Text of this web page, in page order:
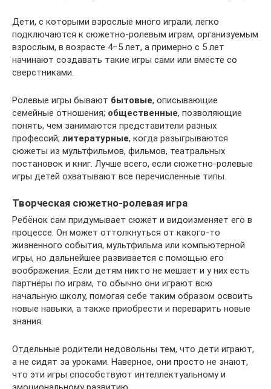
Дети, с которыми взрослые много играли, легко
подключаются к сюжетно-ролевым играм, организуемым
взрослым, в возрасте 4−5 лет, а примерно с 5 лет
начинают создавать такие игры сами или вместе со
сверстниками.
Ролевые игры бывают бытовые, описывающие
семейные отношения; общественные, позволяющие
понять, чем занимаются представители разных
профессий; литературные, когда разыгрываются
сюжеты из мультфильмов, фильмов, театральных
постановок и книг. Лучше всего, если сюжетно-ролевые
игры детей охватывают все перечисленные типы.
Творческая сюжетно-ролевая игра
Ребёнок сам придумывает сюжет и видоизменяет его в
процессе. Он может оттолкнуться от какого-то
жизненного события, мультфильма или компьютерной
игры, но дальнейшее развивается с помощью его
воображения. Если детям никто не мешает и у них есть
партнёры по играм, то обычно они играют всю
начальную школу, помогая себе таким образом освоить
новые навыки, а также приобрести и переварить новые
знания.
Отдельные родители недовольны тем, что дети играют,
а не сидят за уроками. Наверное, они просто не знают,
что эти игры способствуют интеллектуальному и